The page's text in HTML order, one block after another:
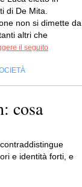
di De Mita.
non si dimette da
altri che
il seguito
cosa
e identità forti, e